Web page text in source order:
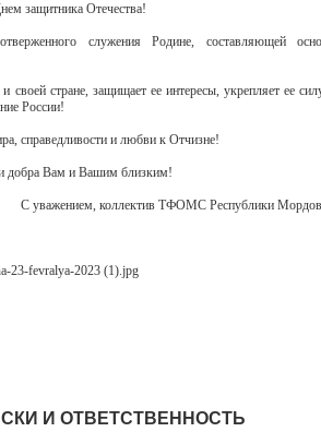
защитника Отечества!
служения Родине, составляющей
своей стране, защищает ее интересы, укрепляет ее
России!
справедливости и любви к Отчизне!
и добра Вам и Вашим близким!
С уважением, коллектив ТФОМС Республики
И ОТВЕТСТВЕННОСТЬ